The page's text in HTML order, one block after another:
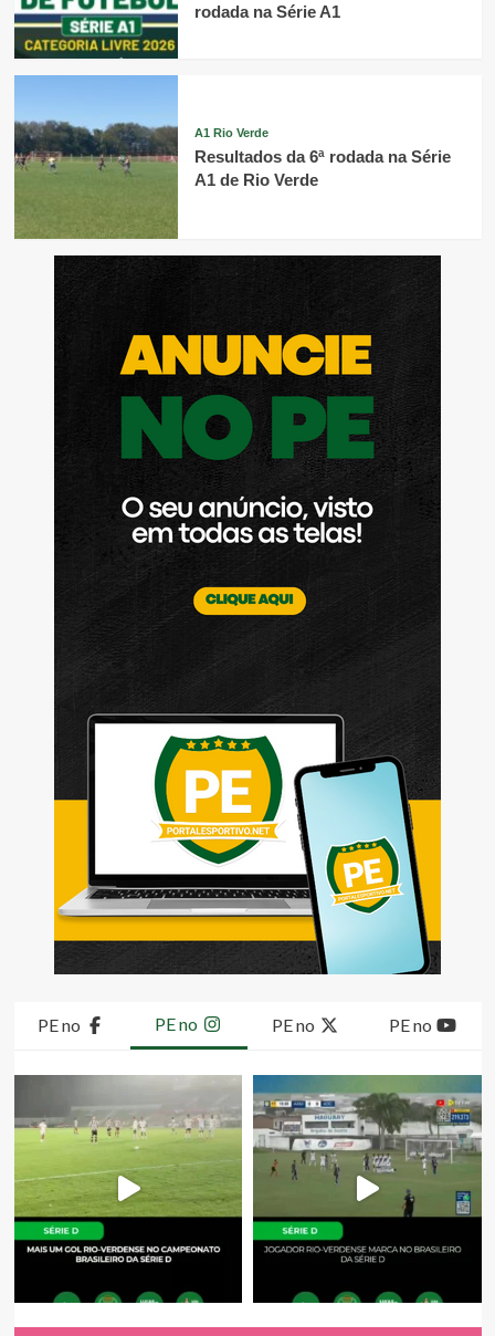
rodada na Série A1
A1 Rio Verde
Resultados da 6ª rodada na Série
A1 de Rio Verde
PE no PE no PE no PE no